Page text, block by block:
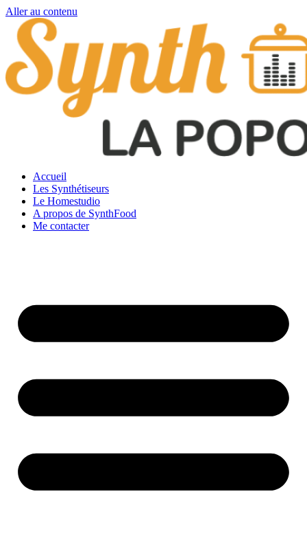
Aller au contenu
Accueil
Les Synthétiseurs
Le Homestudio
A propos de SynthFood
Me contacter